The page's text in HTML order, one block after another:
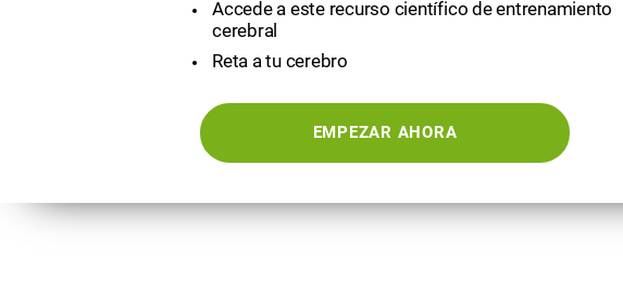
Accede a este recurso científico de entrenamiento
cerebral
Reta a tu cerebro
EMPEZAR AHORA